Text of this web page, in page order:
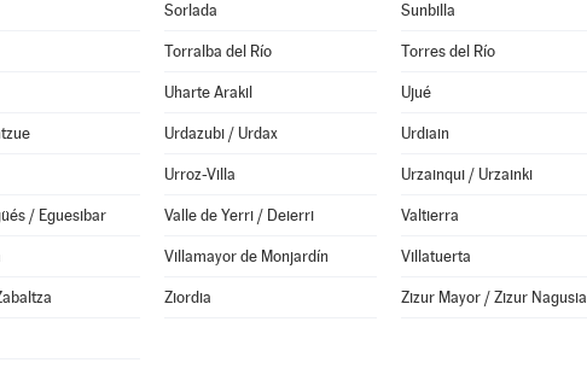
Sorlada Sunbilla
Torralba del Río Torres del Río
Uharte Arakil Ujué
Urdazubi / Urdax Urdiain
Urroz-Villa Urzainqui / Urzainki
/ Eguesibar Valle de Yerri / Deierri Valtierra
Villamayor de Monjardín Villatuerta
Ziordia Zizur Mayor / Zizur Nagusia